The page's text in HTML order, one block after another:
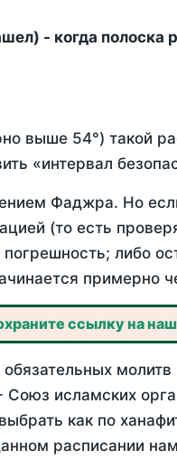
- когда полоска
выше 54°) такой
«интервал
Фаджра. Но
(то есть
либо
примерно
ссылку на
Союз исламских
как по
расписании